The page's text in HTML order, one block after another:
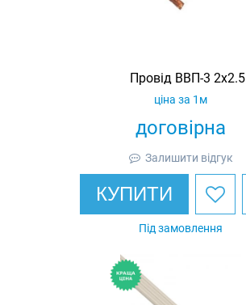
Провід ВВП-3 2х2.5
договірна
ціна за 1м
Залишити відгук
КУПИТИ
Під замовлення